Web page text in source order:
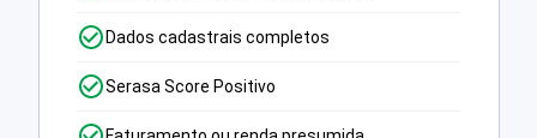
Dados cadastrais completos
Serasa Score Positivo